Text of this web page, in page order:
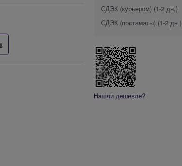
СДЭК (курьером) (1-2 дн.)
СДЭК (постаматы) (1-2 дн.)
Нашли дешевле?